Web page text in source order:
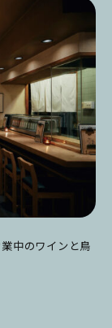
中のワインと鳥